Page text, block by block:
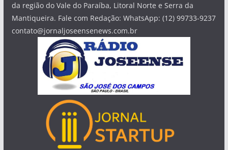
da região do Vale do Paraíba, Litoral Norte e Serra da
Mantiqueira. Fale com Redação: WhatsApp: (12) 99733-9237
contato@jornaljoseensenews.com.br